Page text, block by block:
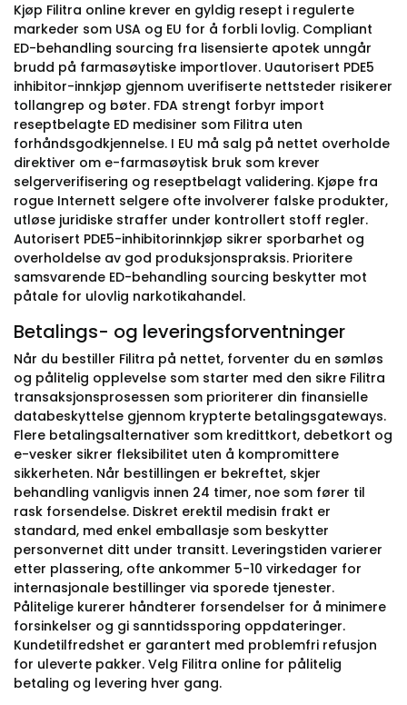
Kjøp Filitra online krever en gyldig resept i regulerte
markeder som USA og EU for å forbli lovlig. Compliant
ED-behandling sourcing fra lisensierte apotek unngår
brudd på farmasøytiske importlover. Uautorisert PDE5
inhibitor-innkjøp gjennom uverifiserte nettsteder risikerer
tollangrep og bøter. FDA strengt forbyr import
reseptbelagte ED medisiner som Filitra uten
forhåndsgodkjennelse. I EU må salg på nettet overholde
direktiver om e-farmasøytisk bruk som krever
selgerverifisering og reseptbelagt validering. Kjøpe fra
rogue Internett selgere ofte involverer falske produkter,
utløse juridiske straffer under kontrollert stoff regler.
Autorisert PDE5-inhibitorinnkjøp sikrer sporbarhet og
overholdelse av god produksjonspraksis. Prioritere
samsvarende ED-behandling sourcing beskytter mot
påtale for ulovlig narkotikahandel.
Betalings- og leveringsforventninger
Når du bestiller Filitra på nettet, forventer du en sømløs
og pålitelig opplevelse som starter med den sikre Filitra
transaksjonsprosessen som prioriterer din finansielle
databeskyttelse gjennom krypterte betalingsgateways.
Flere betalingsalternativer som kredittkort, debetkort og
e-vesker sikrer fleksibilitet uten å kompromittere
sikkerheten. Når bestillingen er bekreftet, skjer
behandling vanligvis innen 24 timer, noe som fører til
rask forsendelse. Diskret erektil medisin frakt er
standard, med enkel emballasje som beskytter
personvernet ditt under transitt. Leveringstiden varierer
etter plassering, ofte ankommer 5-10 virkedager for
internasjonale bestillinger via sporede tjenester.
Pålitelige kurerer håndterer forsendelser for å minimere
forsinkelser og gi sanntidssporing oppdateringer.
Kundetilfredshet er garantert med problemfri refusjon
for uleverte pakker. Velg Filitra online for pålitelig
betaling og levering hver gang.